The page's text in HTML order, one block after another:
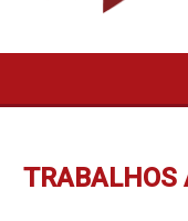
Organização
TRABALHOS